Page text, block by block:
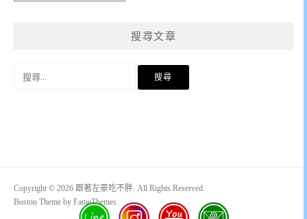
搜尋文章
Copyright © 2026 跟著左豪吃不胖. All Rights Reserved.
Boston Theme by FameThemes